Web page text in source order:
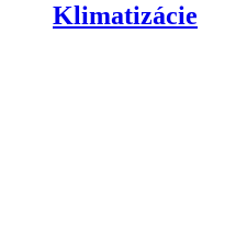
Klimatizácie